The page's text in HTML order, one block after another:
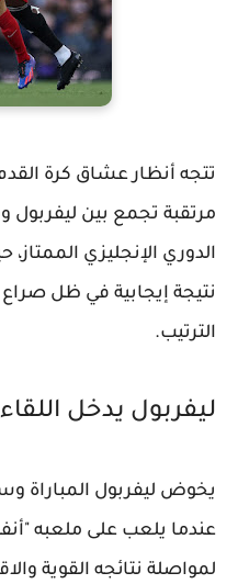
تتجه أنظار عشاق كرة
مرتقبة تجمع بين
الدوري الإنجليزي الممتاز،
نتيجة إيجابية في ظل
الترتيب.
ليفربول يدخل
يخوض ليفربول المباراة
عندما يلعب على ملعبه
لمواصلة نتائجه القوية